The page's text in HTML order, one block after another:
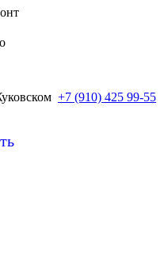
+7 (910) 425 99-55